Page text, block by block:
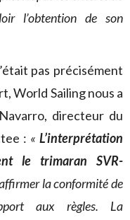
l’obtention de son
pas précisément
World Sailing nous a
directeur du
: «L’interprétation
le trimaran SVR-
la conformité de
aux règles. La